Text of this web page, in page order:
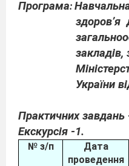
Програма:
здоров’я
України
Практичних завдань
Екскурсія -1.
№ з/п
Дата
проведення